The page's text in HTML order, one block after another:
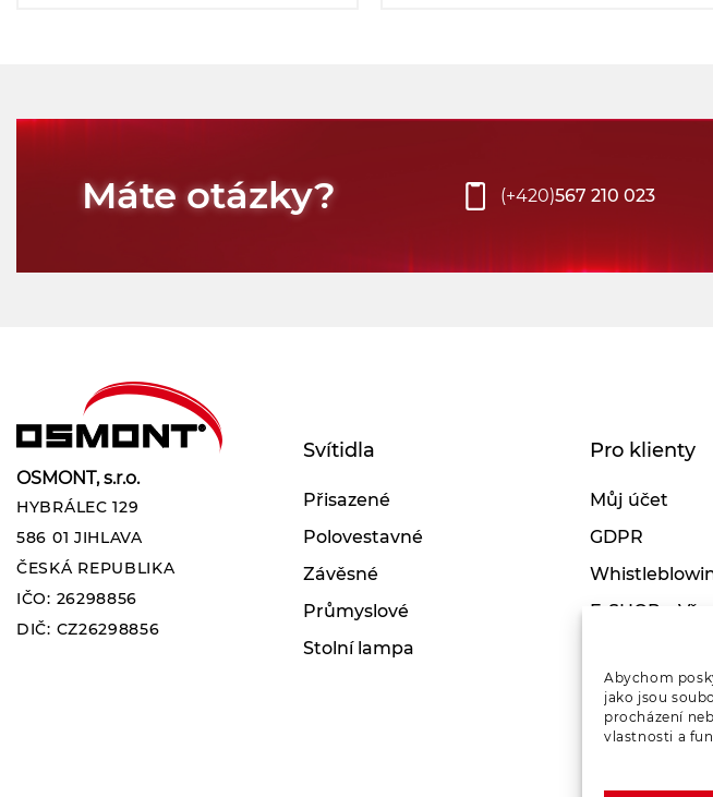
Abychom
jako jsou
procházení
vlastnosti a
Máte otázky? (+420)567 210 023
OSMONT, s.r.o.
HYBRÁLEC 129
586 01 JIHLAVA
ČESKÁ REPUBLIKA
IČO: 26298856
DIČ: CZ26298856
Svítidla
Přisazené
Polovestavné
Závěsné
Průmyslové
Stolní lampa
Pro klienty
Můj účet
GDPR
E-SHOP –
Reklamační
Kde koupit
Odstoupení